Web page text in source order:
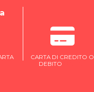
CARTA DI CREDITO O
DEBITO